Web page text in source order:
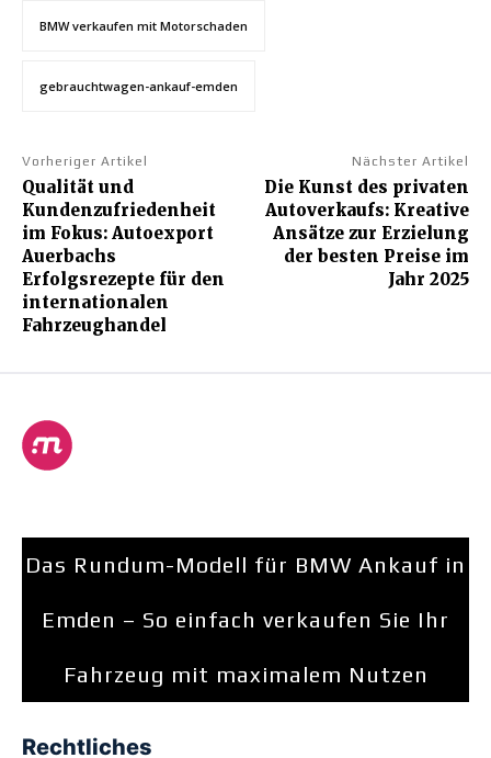
BMW verkaufen mit Motorschaden
gebrauchtwagen-ankauf-emden
Vorheriger Artikel
Qualität und
Kundenzufriedenheit
im Fokus: Autoexport
Auerbachs
Erfolgsrezepte für den
internationalen
Fahrzeughandel
Nächster Artikel
Die Kunst des privaten
Autoverkaufs: Kreative
Ansätze zur Erzielung
der besten Preise im
Jahr 2025
Das Rundum-Modell für BMW Ankauf in
Emden – So einfach verkaufen Sie Ihr
Fahrzeug mit maximalem Nutzen
Rechtliches